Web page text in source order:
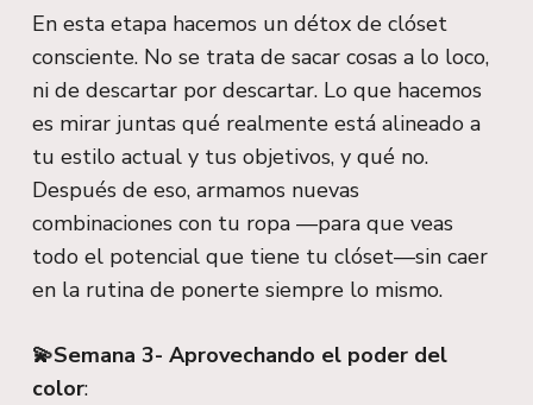
En esta etapa hacemos un détox de clóset
consciente. No se trata de sacar cosas a lo loco,
ni de descartar por descartar. Lo que hacemos
es mirar juntas qué realmente está alineado a
tu estilo actual y tus objetivos, y qué no.
Después de eso, armamos nuevas
combinaciones con tu ropa —para que veas
todo el potencial que tiene tu clóset—sin caer
en la rutina de ponerte siempre lo mismo.
💫Semana 3- Aprovechando el poder del
color: